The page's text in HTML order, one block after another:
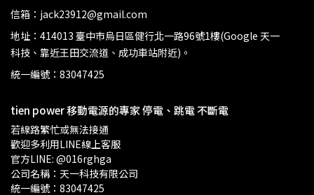
信箱：jack23912@gmail.com
地址：414013 臺中市烏日區健行北一路96號1樓(Google 天一
科技、靠近王田交流道、成功車站附近)。
統一編號：83047425
tien power 移動電源的專家 停電、跳電 不斷電
若線路繁忙或無法接通
歡迎多利用LINE線上客服
官方LINE: @016rghga
公司名稱：天一科技有限公司
統一編號：83047425